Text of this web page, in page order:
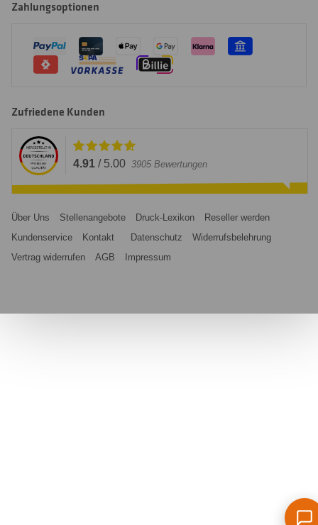
Zahlungsoptionen
Zufriedene Kunden
4.91 / 5.00 3905 Bewertungen
Über Uns Stellenangebote Druck-Lexikon
Reseller werden
Kundenservice
Kontakt Datenschutz
Widerrufsbelehrung
Vertrag widerrufen
AGB Impressum